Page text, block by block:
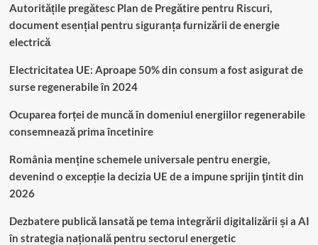
Autoritățile pregătesc Plan de Pregătire pentru Riscuri,
document esențial pentru siguranța furnizării de energie
electrică
Electricitatea UE: Aproape 50% din consum a fost asigurat de
surse regenerabile în 2024
Ocuparea forței de muncă în domeniul energiilor regenerabile
consemnează prima încetinire
România menține schemele universale pentru energie,
devenind o excepție la decizia UE de a impune sprijin ţintit din
2026
Dezbatere publică lansată pe tema integrării digitalizării și a AI
în strategia națională pentru sectorul energetic